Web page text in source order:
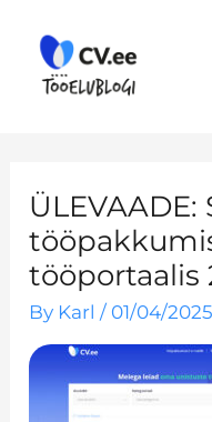
content
tööportaalis
By Karl/ 01/04/2025